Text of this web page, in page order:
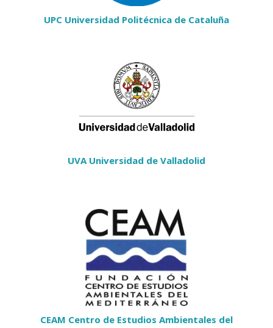
UPC Universidad Politécnica de Cataluña
UVA Universidad de Valladolid
CEAM Centro de Estudios Ambientales del